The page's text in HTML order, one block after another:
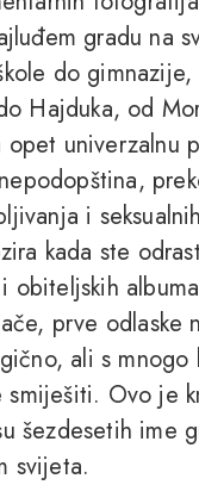
gradu na
do
Hajduka, od
univerzalnu
i
kada ste
prve odlaske
ali s
Ovo je
šezdesetih ime
svijeta.